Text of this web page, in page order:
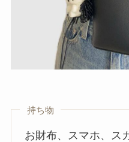
持ち物
お財布、スマホ、ス